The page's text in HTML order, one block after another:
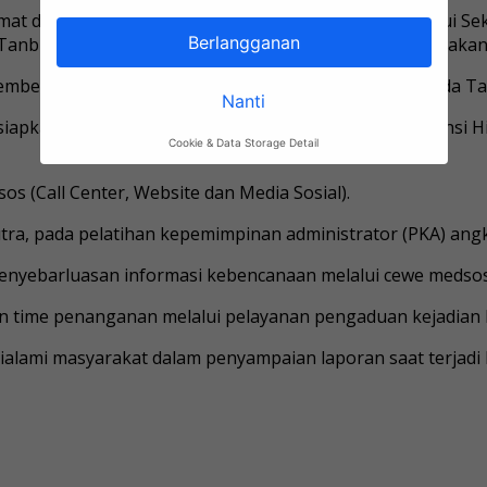
dan Basarnas. Kalaksa BPBD Tanbu, Sulhadi melalui
akan memasuki musim penghujan yang
2023 dan awal Januari 2024 yang berdampak pada
secara dini langkah-langkah menghadapi potensi
(Call Center, Website dan Media Sosial).
pada pelatihan kepemimpinan administrator (PKA)
informasi kebencanaan melalui cewe
penanganan melalui pelayanan pengaduan
masyarakat dalam penyampaian laporan saat
Berlangganan
Nanti
Cookie & Data Storage Detail